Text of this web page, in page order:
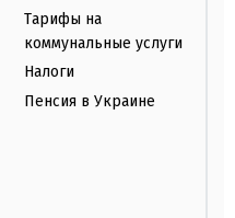
Тарифы на
коммунальные услуги
Налоги
Пенсия в Украине